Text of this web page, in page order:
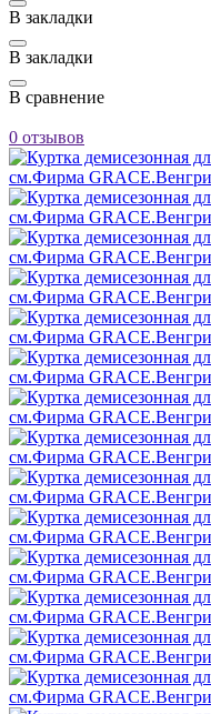
В закладки
В закладки
В сравнение
0 отзывов